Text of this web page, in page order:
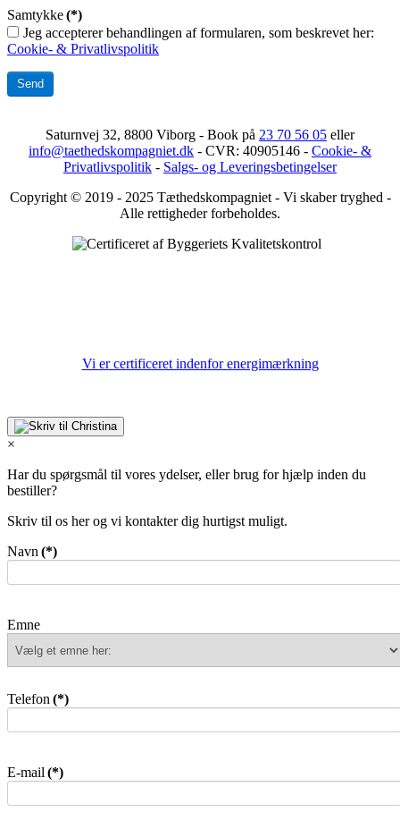
Samtykke(*)
Jeg accepterer behandlingen af formularen, som beskrevet her:
Cookie- & Privatlivspolitik
Send
Saturnvej 32, 8800 Viborg - Book på 23 70 56 05 eller
info@taethedskompagniet.dk - CVR: 40905146 - Cookie- &
Privatlivspolitik - Salgs- og Leveringsbetingelser
Copyright © 2019 - 2025 Tæthedskompagniet - Vi skaber tryghed -
Alle rettigheder forbeholdes.
Vi er certificeret indenfor energimærkning
×
Har du spørgsmål til vores ydelser, eller brug for hjælp inden du
bestiller?
Skriv til os her og vi kontakter dig hurtigst muligt.
Navn(*)
Emne
Telefon(*)
E-mail(*)